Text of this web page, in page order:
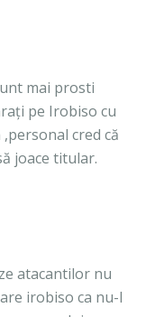
mai prosti
pe Irobiso cu
cred că
joace titular.
atacantilor nu
irobiso ca nu-l